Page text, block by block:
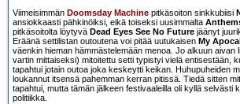
Viimeisimmän Doomsday Machine pitkäsoiton sinkkubiisi
ansiokkaasti pähkinöiksi, eikä toiseksi uusimmalta
pitkäsoitolta löytyvä Dead Eyes See No Future jäänyt
Eräänä settilistan outoutena voi pitää uutukaisen My
väenkin hieman hämmästelemään menoa. Jo alkuun aivan
vartin mittaiseksi) mitoitettu setti typistyi vielä entisestään,
tapahtui jotain outoa joka keskeytti keikan. Huhupuheiden
loukannut itsensä pahemman kerran pitissä. Tiedä sitten
tapahtui, mutta tämän jälkeen festivaaleilla oli kyllä selvästi
politiikka.